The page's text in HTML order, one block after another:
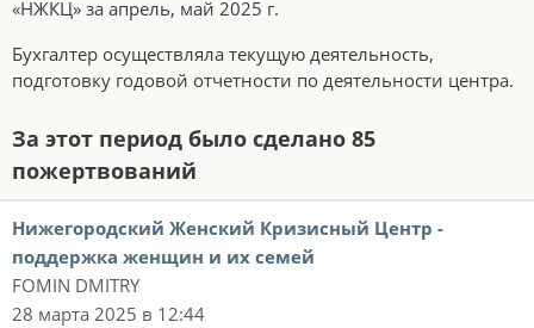
«НЖКЦ» за апрель, май 2025 г.
Бухгалтер осуществляла текущую деятельность,
подготовку годовой отчетности по деятельности центра.
За этот период было сделано 85
пожертвований
Нижегородский Женский Кризисный Центр -
поддержка женщин и их семей
FOMIN DMITRY
28 марта 2025 в 12:44